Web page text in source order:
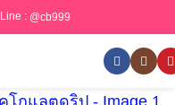
Line : @cb999